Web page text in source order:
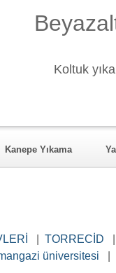
Koltuk
Kanepe Yıkama
TORRECİD
üniversitesi